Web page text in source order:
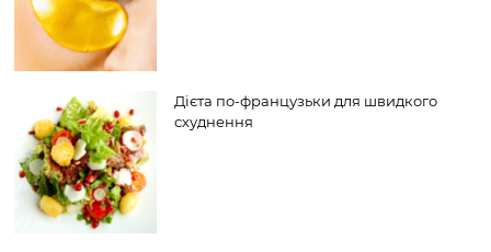
Дієта по-французьки для швидкого
схуднення